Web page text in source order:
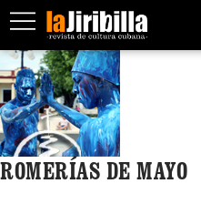
ROMERÍAS DE MAYO